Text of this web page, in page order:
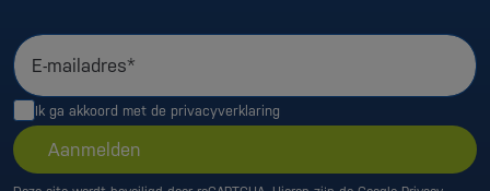
E-mailadres*
Ik ga akkoord met de privacyverklaring
Aanmelden